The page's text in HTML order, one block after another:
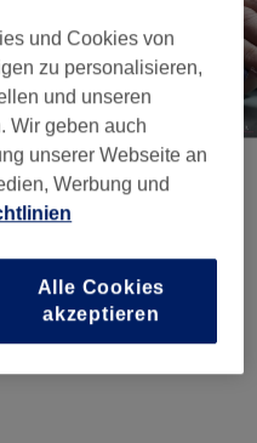
und Cookies von
zu personalisieren,
und unseren
Wir geben auch
unserer Webseite an
Werbung und
Alle Cookies
akzeptieren